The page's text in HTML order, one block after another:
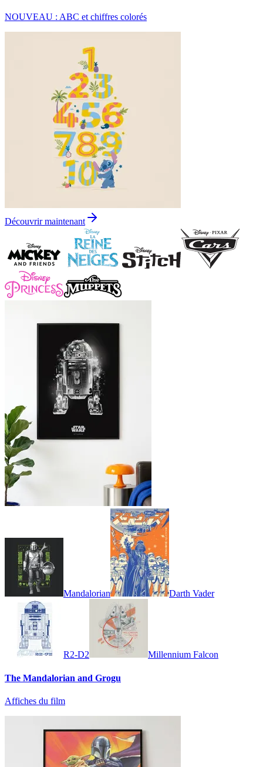
NOUVEAU : ABC et chiffres colorés
Découvrir maintenant
Mandalorian Darth Vader
R2-D2 Millennium Falcon
The Mandalorian and Grogu
Affiches du film